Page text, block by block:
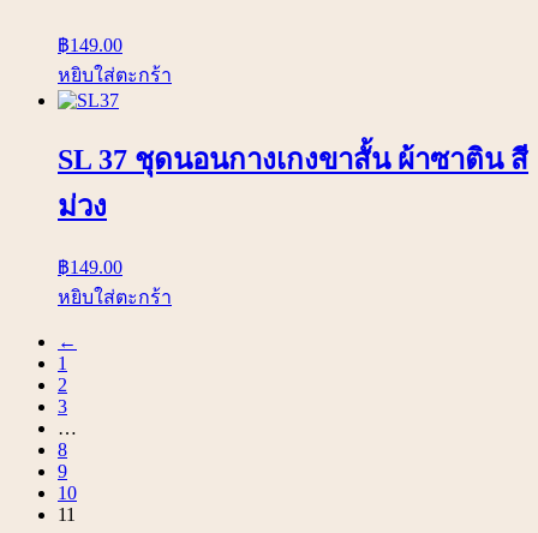
฿149.00
หยิบใส่ตะกร้า
SL 37 ชุดนอนกางเกงขาสั้น ผ้าซาติน สี
ม่วง
฿149.00
หยิบใส่ตะกร้า
←
1
2
3
…
8
9
10
11